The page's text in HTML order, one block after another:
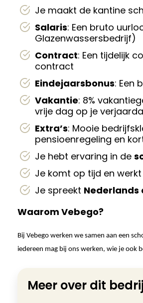
Je maakt de kantine
Salaris: Een bruto
Glazenwassersbedrijf)
Contract: Een tijdelijk
contract
Eindejaarsbonus: Een
Vakantie: 8%
vrije dag op je
Extra’s: Mooie
pensioenregeling en
Je hebt ervaring in de
Je komt op tijd en
Je spreekt Nederlands
Waarom Vebego?
Bij Vebego werken we samen aan een
iedereen mag bij ons werken, wie je ook
Meer over dit